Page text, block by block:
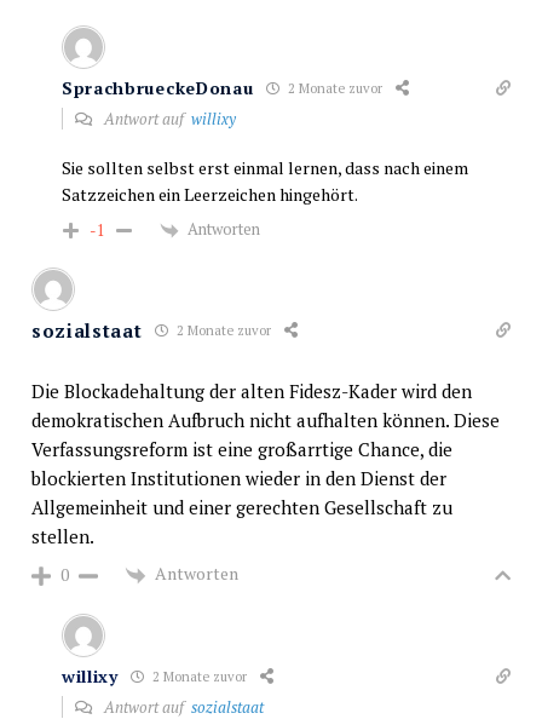
SprachbrueckeDonau 2 Monate zuvor
Antwort auf willixy
Sie sollten selbst erst einmal lernen, dass nach einem
Satzzeichen ein Leerzeichen hingehört.
-1 Antworten
sozialstaat 2 Monate zuvor
Die Blockadehaltung der alten Fidesz-Kader wird den
demokratischen Aufbruch nicht aufhalten können. Diese
Verfassungsreform ist eine großarrtige Chance, die
blockierten Institutionen wieder in den Dienst der
Allgemeinheit und einer gerechten Gesellschaft zu
stellen.
0 Antworten
willixy 2 Monate zuvor
Antwort auf sozialstaat